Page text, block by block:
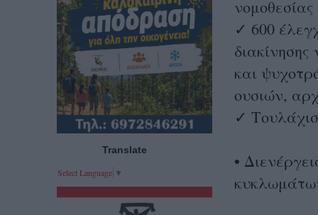
νομοθεσίας
✓ 600
και
ουσιών,
✓
•
Translate
Select Language ▼